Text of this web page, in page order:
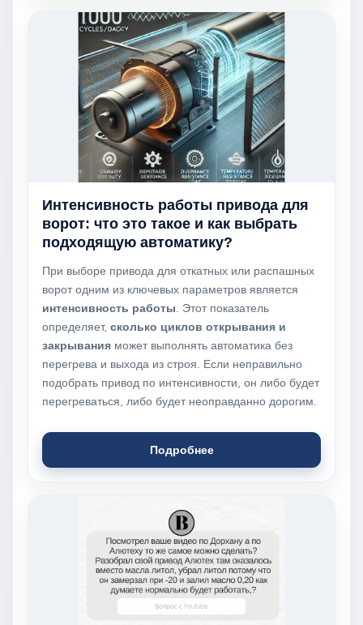
Интенсивность работы привода для
ворот: что это такое и как выбрать
подходящую автоматику?
При выборе привода для откатных или распашных
ворот одним из ключевых параметров является
интенсивность работы . Этот показатель
определяет, сколько циклов открывания и
закрывания может выполнять автоматика без
перегрева и выхода из строя. Если неправильно
подобрать привод по интенсивности, он либо будет
перегреваться, либо будет неоправданно дорогим.
Подробнее